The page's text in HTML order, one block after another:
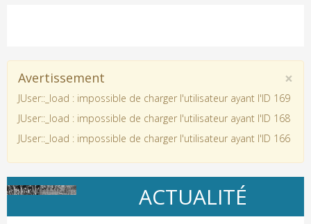
×
Avertissement
JUser::_load : impossible de charger l'utilisateur ayant l'ID 169
JUser::_load : impossible de charger l'utilisateur ayant l'ID 168
JUser::_load : impossible de charger l'utilisateur ayant l'ID 166
ACTUALITÉ